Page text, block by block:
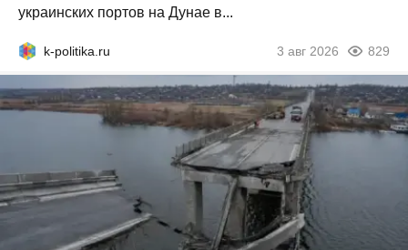
украинских портов на Дунае в...
k-politika.ru 3 авг 2026 829